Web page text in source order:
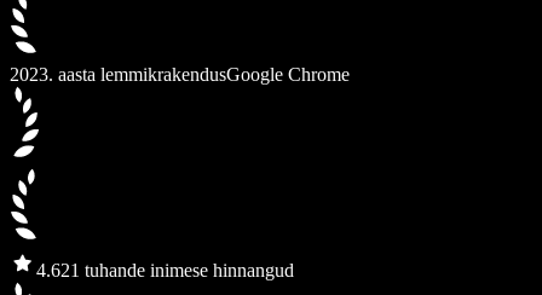
2023. aasta lemmikrakendusGoogle Chrome
4.621 tuhande inimese hinnangud